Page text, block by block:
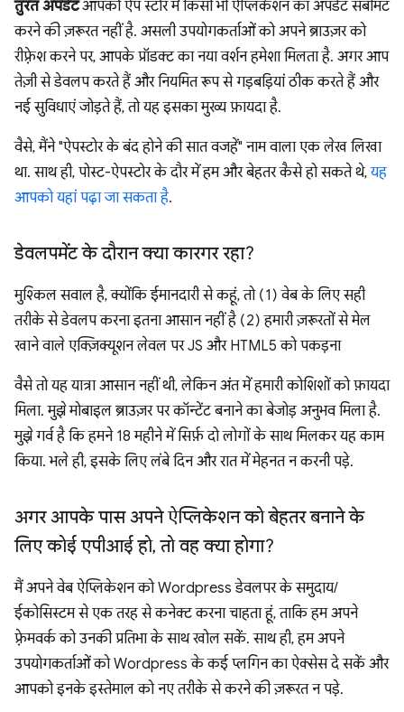
तुरंत अपडेटआपको ऐप स्टोर में किसी भी ऐप्लिकेशन का अपडेट सबमिट
करने की ज़रूरत नहीं है. असली उपयोगकर्ताओं को अपने ब्राउज़र को
रीफ़्रेश करने पर, आपके प्रॉडक्ट का नया वर्शन हमेशा मिलता है. अगर आप
तेज़ी से डेवलप करते हैं और नियमित रूप से गड़बड़ियां ठीक करते हैं और
नई सुविधाएं जोड़ते हैं, तो यह इसका मुख्य फ़ायदा है.
वैसे, मैंने "ऐपस्टोर के बंद होने की सात वजहें" नाम वाला एक लेख लिखा
था. साथ ही, पोस्ट-ऐपस्टोर के दौर में हम और बेहतर कैसे हो सकते थे,यह
आपको यहां पढ़ा जा सकता है.
डेवलपमेंट के दौरान क्या कारगर रहा?
मुश्किल सवाल है, क्योंकि ईमानदारी से कहूं, तो (1) वेब के लिए सही
तरीके से डेवलप करना इतना आसान नहीं है (2) हमारी ज़रूरतों से मेल
खाने वाले एक्ज़िक्यूशन लेवल पर JS और HTML5 को पकड़ना
वैसे तो यह यात्रा आसान नहीं थी, लेकिन अंत में हमारी कोशिशों को फ़ायदा
मिला. मुझे मोबाइल ब्राउज़र पर कॉन्टेंट बनाने का बेजोड़ अनुभव मिला है.
मुझे गर्व है कि हमने 18 महीने में सिर्फ़ दो लोगों के साथ मिलकर यह काम
किया. भले ही, इसके लिए लंबे दिन और रात में मेहनत न करनी पड़े.
अगर आपके पास अपने ऐप्लिकेशन को बेहतर बनाने के
लिए कोई एपीआई हो, तो वह क्या होगा?
मैं अपने वेब ऐप्लिकेशन को Wordpress डेवलपर के समुदाय/
ईकोसिस्टम से एक तरह से कनेक्ट करना चाहता हूं, ताकि हम अपने
फ़्रेमवर्क को उनकी प्रतिभा के साथ खोल सकें. साथ ही, हम अपने
उपयोगकर्ताओं को Wordpress के कई प्लगिन का ऐक्सेस दे सकें और
आपको इनके इस्तेमाल को नए तरीके से करने की ज़रूरत न पड़े.